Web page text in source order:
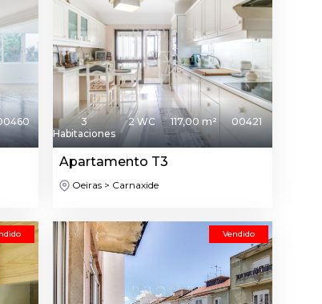
3
Habitaciones
2 WC 117,00 m² 00421
Apartamento T3
Oeiras > Carnaxide
Vendido